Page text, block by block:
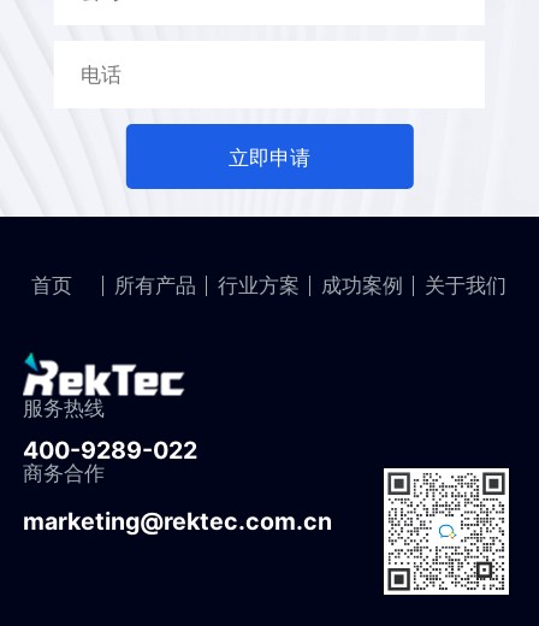
立即申请
首页 所有产品 行业方案 成功案例 关于我们
服务热线
400-9289-022
商务合作
marketing@rektec.com.cn